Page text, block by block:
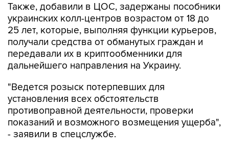
Также, добавили в ЦОС, задержаны пособники
украинских колл-центров возрастом от 18 до
25 лет, которые, выполняя функции курьеров,
получали средства от обманутых граждан и
передавали их в криптообменники для
дальнейшего направления на Украину.
"Ведется розыск потерпевших для
установления всех обстоятельств
противоправной деятельности, проверки
показаний и возможного возмещения ущерба",
- заявили в спецслужбе.